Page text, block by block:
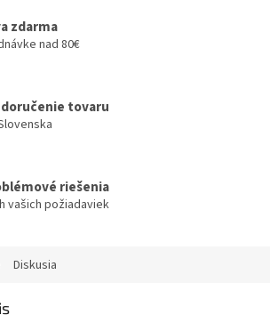
zdarma
nad 80€
tovaru
riešenia
vašich požiadaviek
Diskusia